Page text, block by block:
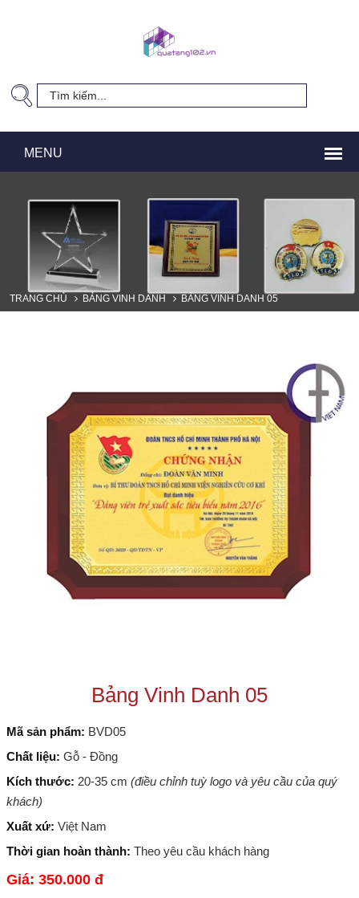
TRANG CHỦ BẢNG VINH DANH BẢNG VINH DANH 05
Bảng Vinh Danh 05
Mã sản phẩm: BVD05
Chất liệu: Gỗ - Đồng
Kích thước: 20-35 cm (điều chỉnh tuỳ logo và yêu cầu của quý
khách)
Xuất xứ: Việt Nam
Thời gian hoàn thành: Theo yêu cầu khách hàng
Giá: 350.000 đ